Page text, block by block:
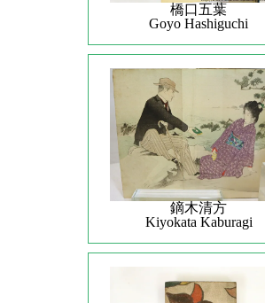
橋口五葉
Goyo Hashiguchi
鏑木清方
Kiyokata Kaburagi